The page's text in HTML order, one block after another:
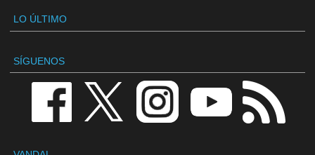
LO ÚLTIMO
SÍGUENOS